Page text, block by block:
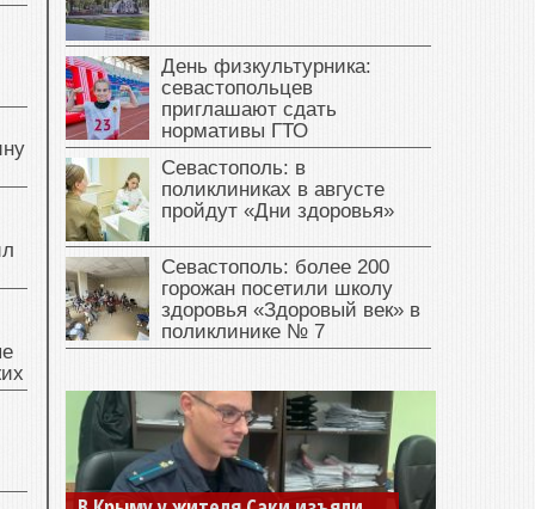
День физкультурника:
севастопольцев
приглашают сдать
нормативы ГТО
Севастополь: в
поликлиниках в августе
пройдут «Дни здоровья»
Севастополь: более 200
горожан посетили школу
здоровья «Здоровый век» в
поликлинике № 7